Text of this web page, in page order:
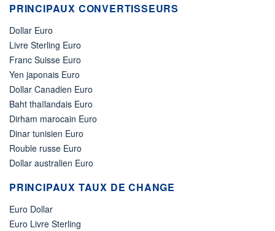
PRINCIPAUX CONVERTISSEURS
Dollar Euro
Livre Sterling Euro
Franc Suisse Euro
Yen japonais Euro
Dollar Canadien Euro
Baht thaïlandais Euro
Dirham marocain Euro
Dinar tunisien Euro
Rouble russe Euro
Dollar australien Euro
PRINCIPAUX TAUX DE CHANGE
Euro Dollar
Euro Livre Sterling